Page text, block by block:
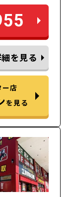
を見る
ー店
を見る